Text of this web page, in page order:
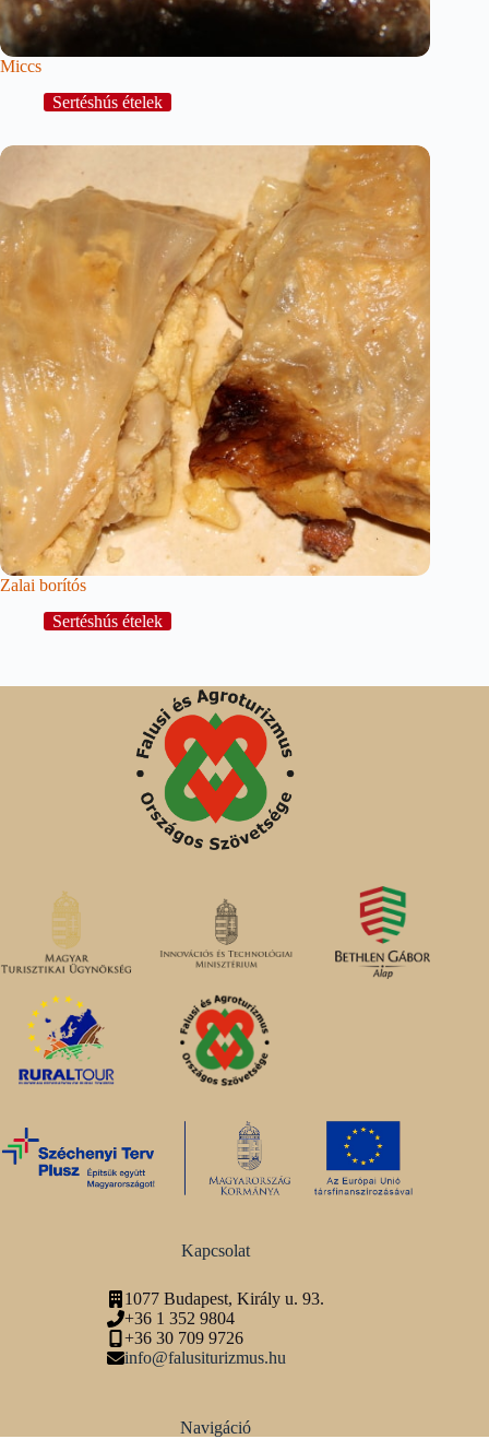
Miccs
Sertéshús ételek
Zalai borítós
Sertéshús ételek
Kapcsolat
1077 Budapest, Király u. 93.
+36 1 352 9804
+36 30 709 9726
info@falusiturizmus.hu
Navigáció